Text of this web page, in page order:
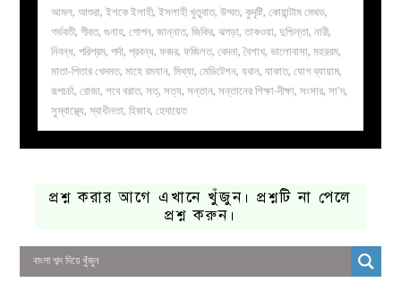
আমল,আশুরা,ইশকে ইলাহী,ইসলাহী খুতুবাত,উম্মত,কুদৃষ্টি,কোয়ান্টাম মেথড,
গর্ভবতী,গীবত,গুনাহ,গোপন,জান্নাত,জিকির,ঝগড়া,তাকওয়া,দুশ্চিন্তা,নারী,
নিবন্ধ,পরিশ্রম,পর্দা,প্রবন্ধ,ফজর,ফজিলত,বেদনা,বৈশাখ,ভালোবাসা,মহররম,
মাতা-পিতার খেদমত,মাহে রমযান,মিথ্যা,মেডিটেশন,যবান,যাকাত,যোগ ব্যায়াম,
রূপচর্চা,রোজা,শবে বরাত,সত্,সত্য,সন্তান,সন্তানের শিক্ষা-দীক্ষা,সংসার,সা'দ,
সুস্বাস্থ্যে,স্বাধীনতা,হিজাব,হেদায়েত
প্রশ্ন করার আগে এখানে খুঁজুন। প্রশ্নটি না পেলে
প্রশ্ন করুন।